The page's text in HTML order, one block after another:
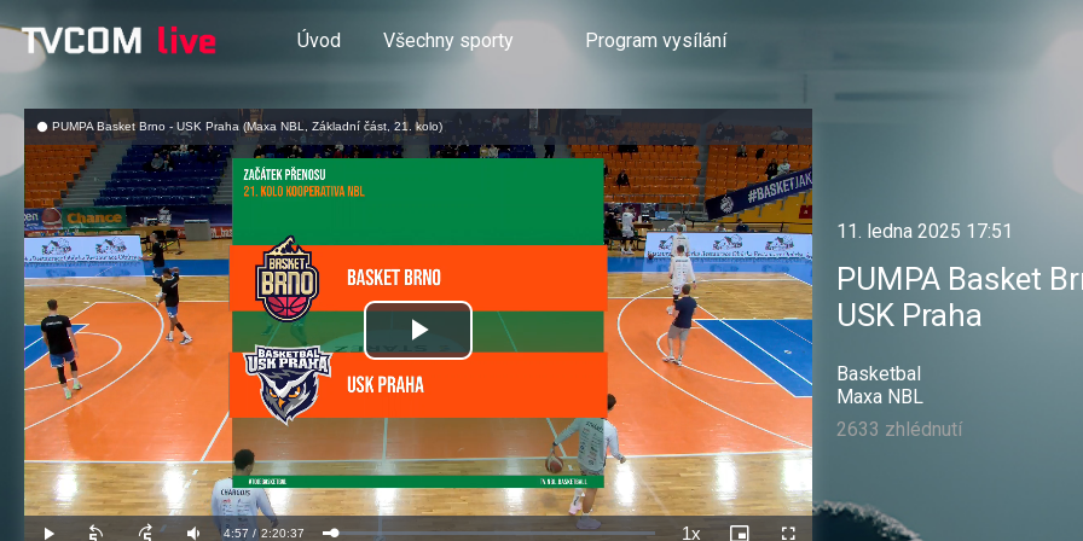
Úvod Všechny sporty Program vysílání
Přehrát
video
Aktuální
4:57 / Doba
2:20:37 Načteno: 1x
PUMPA Basket Brno - USK Praha (Maxa NBL, Základní část, 21. kolo)
11. ledna 2025 17:51
PUMPA Basket
USK Praha
Basketbal
Maxa NBL
2633 zhlédnutí